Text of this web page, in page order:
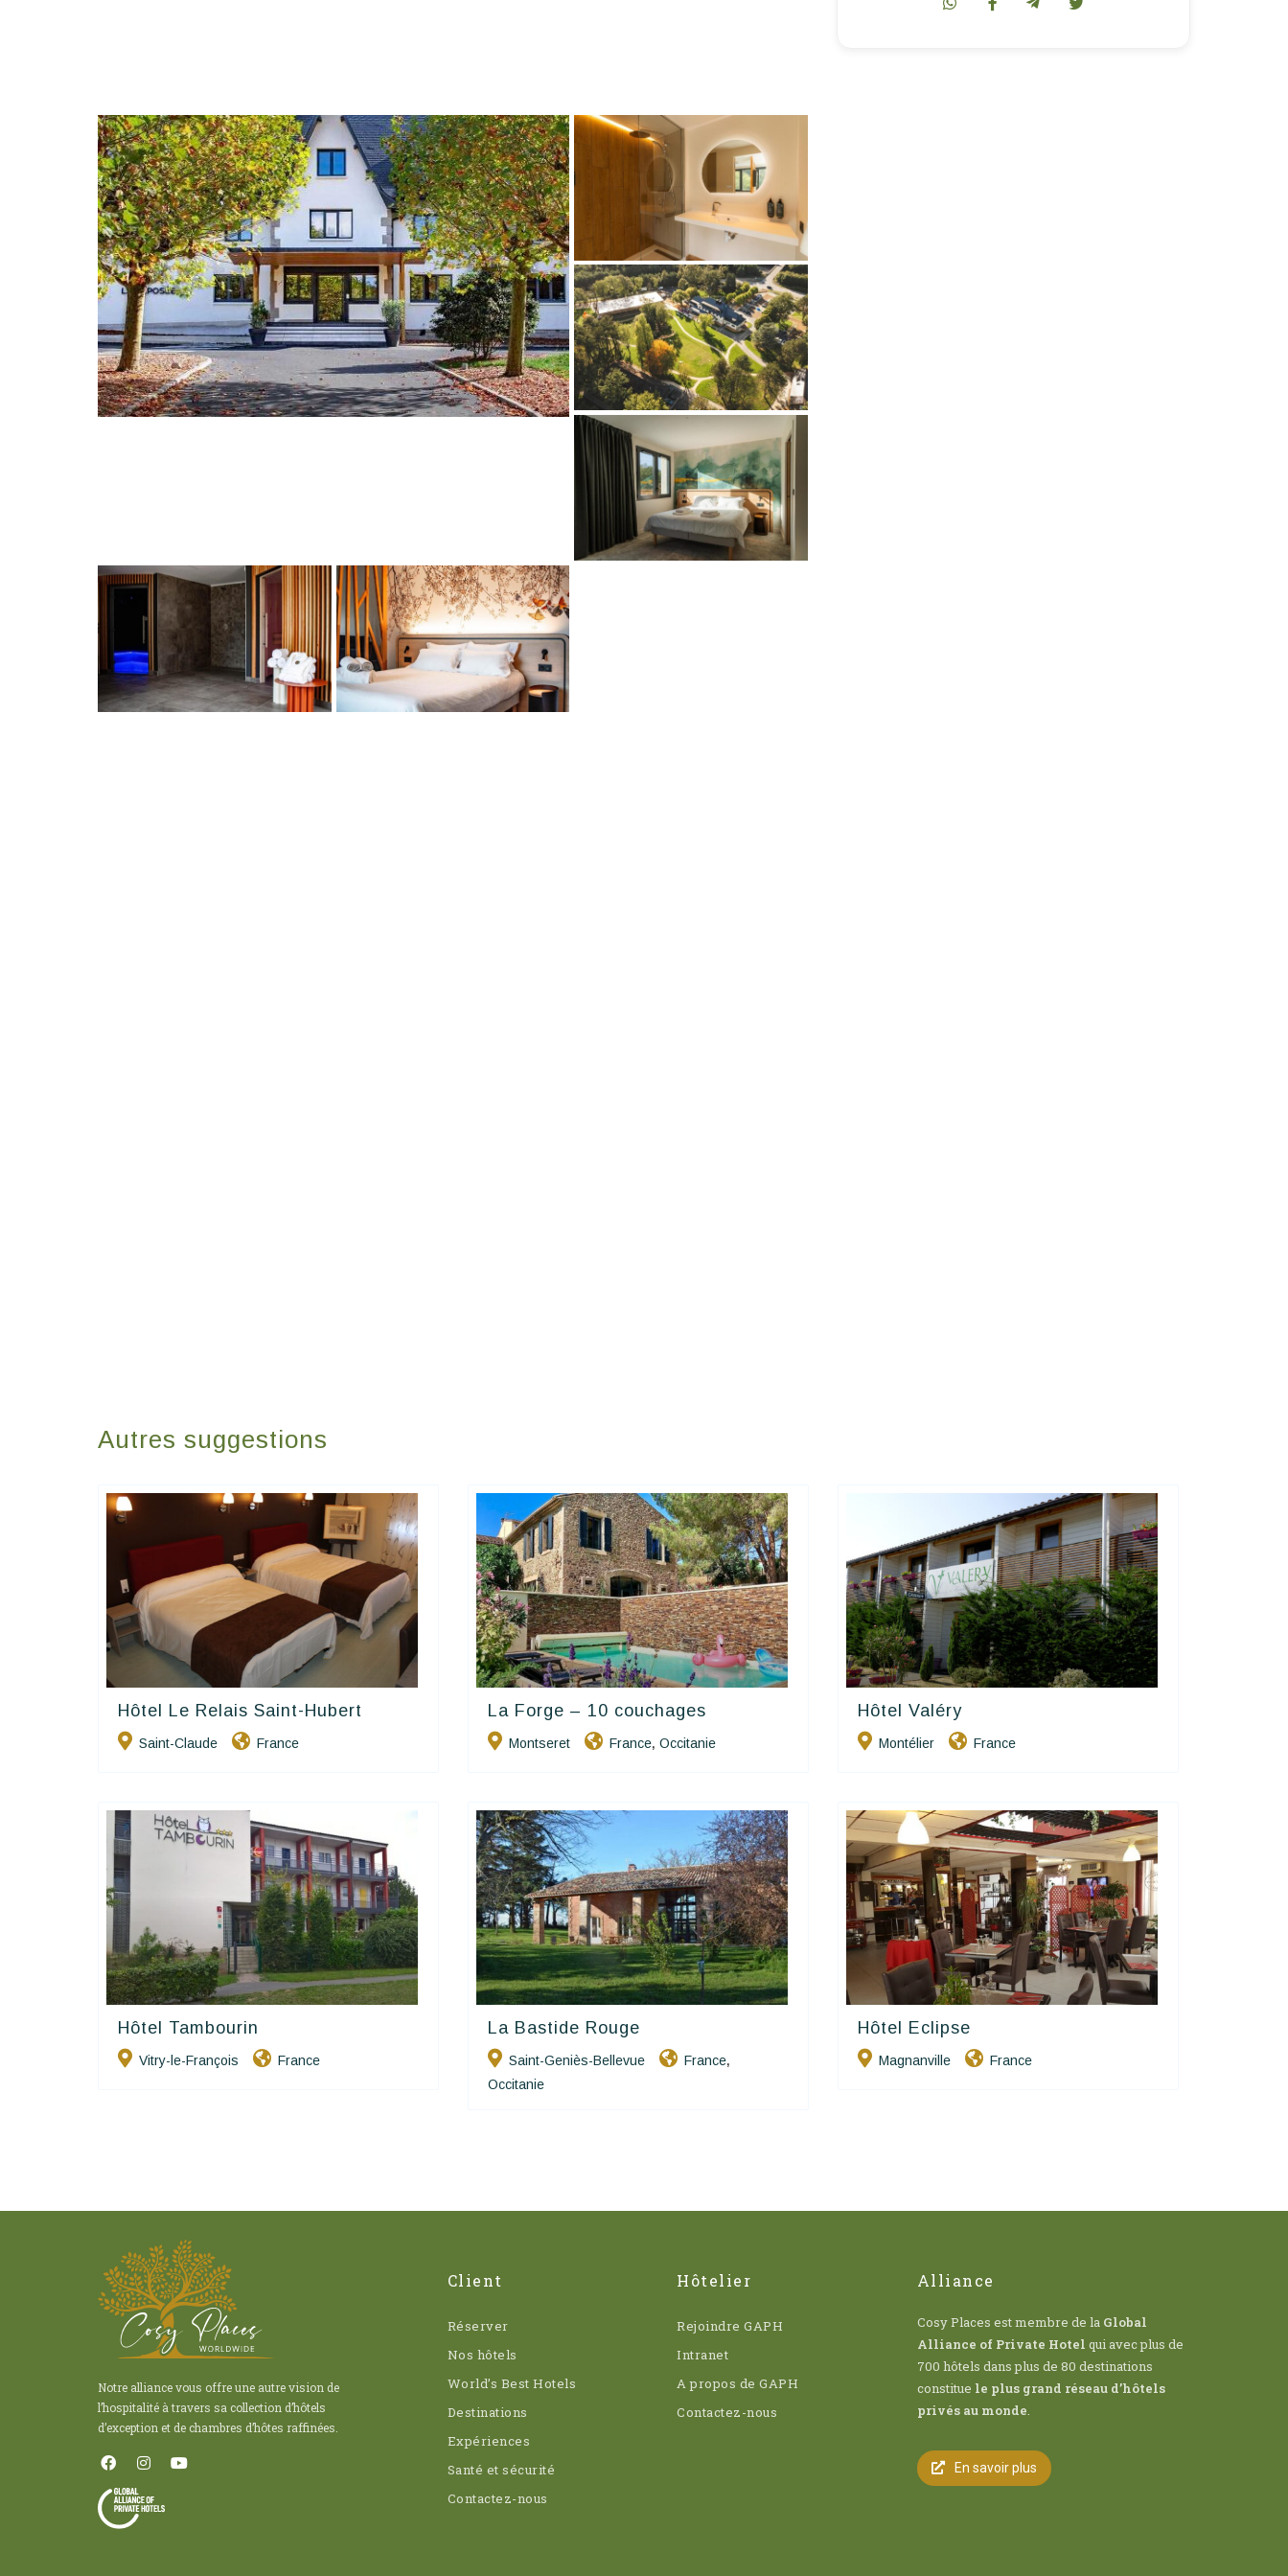
Autres suggestions
Contact Hôtels
Hôtel Le Relais Saint-Hubert
Saint-Claude France
La Forge – 10 couchages
Montseret France,Occitanie
Hôtel Valéry
Montélier France
Hôtel Tambourin
Vitry-le-François France
La Bastide Rouge
Saint-Geniès-Bellevue France,
Occitanie
Hôtel Eclipse
Magnanville France
Notre alliance vous offre une autre vision de
l’hospitalité à travers sa collection d’hôtels
d’exception et de chambres d’hôtes raffinées.
Client
Réserver
Nos hôtels
World’s Best Hotels
Destinations
Expériences
Santé et sécurité
Contactez-nous
Hôtelier
Rejoindre GAPH
Intranet
A propos de GAPH
Contactez-nous
Alliance
Cosy Places est membre de la Global
Alliance of Private Hotel qui avec plus de
700 hôtels dans plus de 80 destinations
constitue le plus grand réseau d’hôtels
privés au monde.
En savoir plus